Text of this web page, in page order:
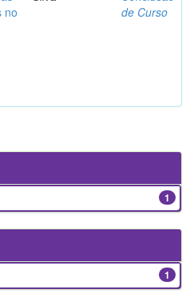
no
de Curso
1
1